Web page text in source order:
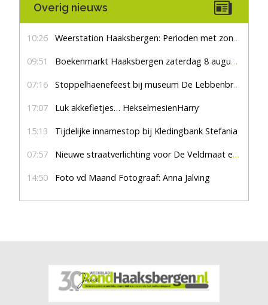
Overig nieuws
10:26 Weerstation Haaksbergen: Perioden met zon en droog
09:51 Boekenmarkt Haaksbergen zaterdag 8 augustus, marktplein Haaksbergen
07:16 Stoppelhaenefeest bij museum De Lebbenbrugge
17:07 Luk akkefietjes… HekselmesienHarry
15:13 Tijdelijke innamestop bij Kledingbank Stefania
07:57 Nieuwe straatverlichting voor De Veldmaat en De Pas
14:50 Foto vd Maand Fotograaf: Anna Jalving